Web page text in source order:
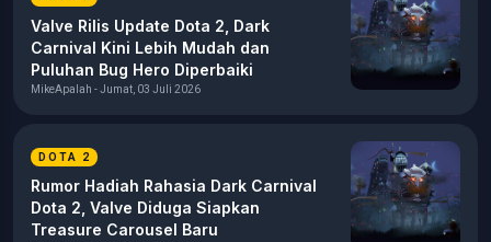
Valve Rilis Update Dota 2, Dark
Carnival Kini Lebih Mudah dan
Puluhan Bug Hero Diperbaiki
MikeApalah - Jumat, 03 Juli 2026
DOTA 2
Rumor Hadiah Rahasia Dark Carnival
Dota 2, Valve Diduga Siapkan
Treasure Carousel Baru